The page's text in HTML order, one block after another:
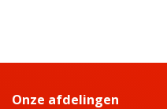
Onze afdelingen